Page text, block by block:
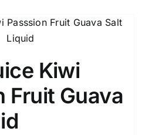
Kiwi
Fruit Guava